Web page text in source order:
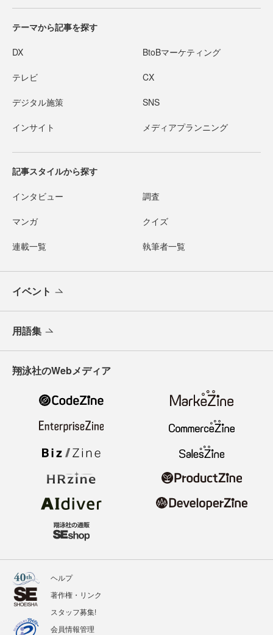
テーマから記事を探す
DX BtoBマーケティング
テレビ CX
デジタル施策 SNS
インサイト メディアプランニング
記事スタイルから探す
インタビュー 調査
マンガ クイズ
連載一覧 執筆者一覧
イベント
用語集
翔泳社のWebメディア
ヘルプ
著作権・リンク
スタッフ募集!
会員情報管理